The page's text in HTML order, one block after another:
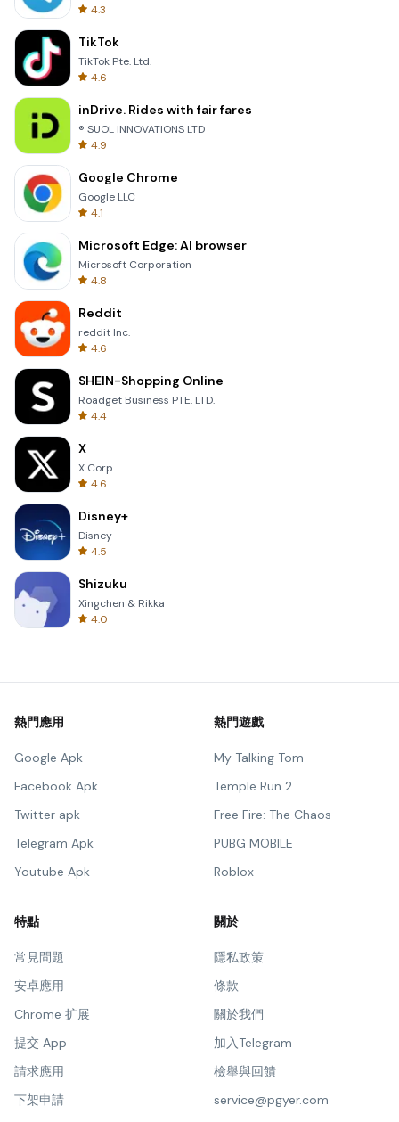
4.3
TikTok
TikTok Pte. Ltd.
4.6
inDrive. Rides with fair fares
® SUOL INNOVATIONS LTD
4.9
Google Chrome
Google LLC
4.1
Microsoft Edge: AI browser
Microsoft Corporation
4.8
Reddit
reddit Inc.
4.6
SHEIN-Shopping Online
Roadget Business PTE. LTD.
4.4
X
X Corp.
4.6
Disney+
Disney
4.5
Shizuku
Xingchen & Rikka
4.0
熱門應用
Google Apk
Facebook Apk
Twitter apk
Telegram Apk
Youtube Apk
熱門遊戲
My Talking Tom
Temple Run 2
Free Fire: The Chaos
PUBG MOBILE
Roblox
特點
常見問題
安卓應用
Chrome 扩展
提交 App
請求應用
下架申請
關於
隱私政策
條款
關於我們
加入Telegram
檢舉與回饋
service@pgyer.com